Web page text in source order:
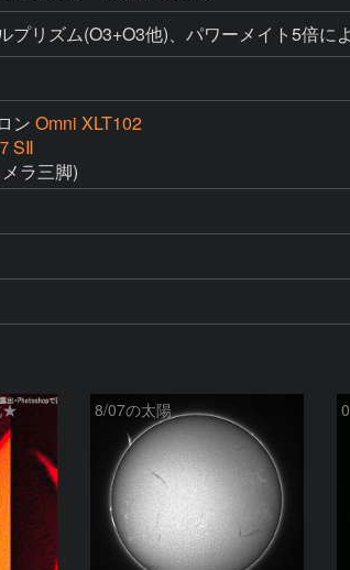
プリズム(O3+O3他)、パワーメイト5倍に
ン Omni XLT102
SⅡ
ラ三脚)
★ 8/07の太陽